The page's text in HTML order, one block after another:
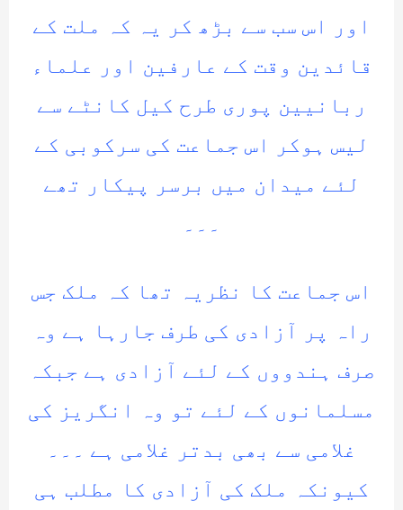
اور اس سب سے بڑھ کر یہ کہ ملت کے
قائدین وقت کے عارفین اور علماء
ربانیین پوری طرح کیل کانٹے سے
لیس ہوکر اس جماعت کی سرکوبی کے
لئے میدان میں برسر پیکار تھے
۔۔۔
اس جماعت کا نظریہ تھا کہ ملک جس
راہ پر آزادی کی طرف جارہا ہے وہ
صرف ہندووں کے لئے آزادی ہے جبکہ
مسلمانوں کے لئے تو وہ انگریز کی
غلامی سے بھی بدتر غلامی ہے ۔۔۔
کیونکہ ملک کی آزادی کا مطلب ہی